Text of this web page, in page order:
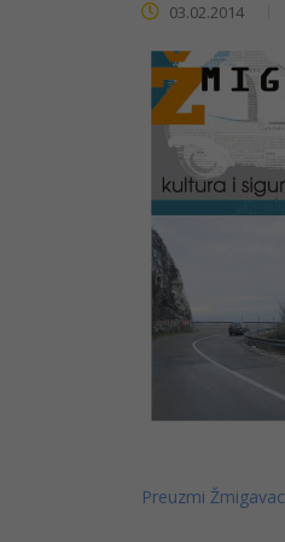
03.02.2014
Preuzmi Žmigavac